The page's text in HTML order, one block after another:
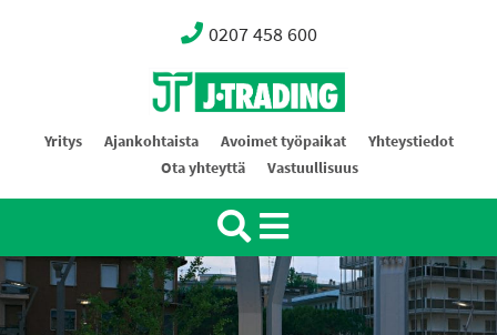
0207 458 600
Oy J-Trading Ab
Yritys Ajankohtaista Avoimet työpaikat
Yhteystiedot
Ota yhteyttä
Vastuullisuus